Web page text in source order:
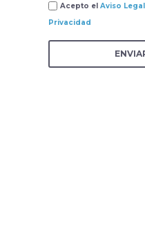
Acepto el Aviso
Privacidad